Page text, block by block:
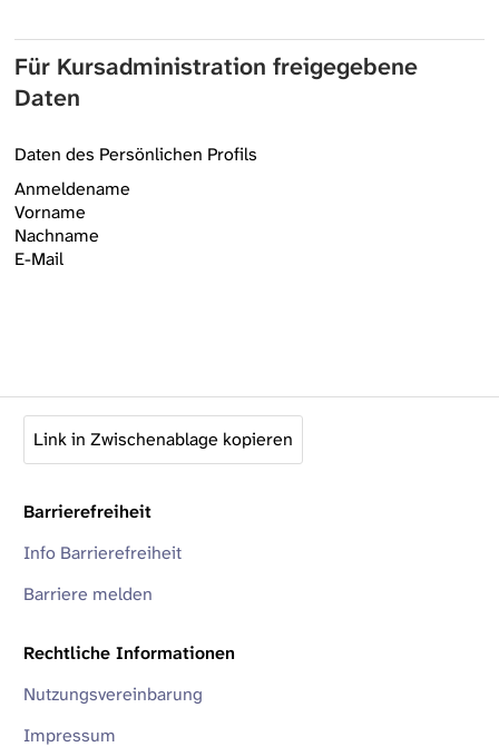
Für Kursadministration freigegebene
Daten
Daten des Persönlichen Profils
Anmeldename
Vorname
Nachname
E-Mail
Link in Zwischenablage kopieren
Barrierefreiheit
Info Barrierefreiheit
Barriere melden
Rechtliche Informationen
Nutzungsvereinbarung
Impressum